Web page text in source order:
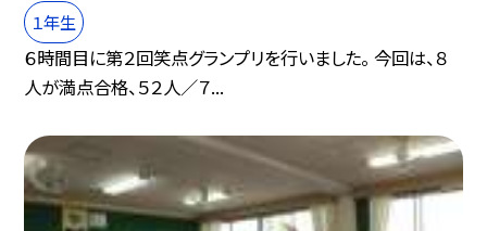
１年生
６時間目に第２回笑点グランプリを行いました。 今回は、８
人が満点合格、５２人／７...